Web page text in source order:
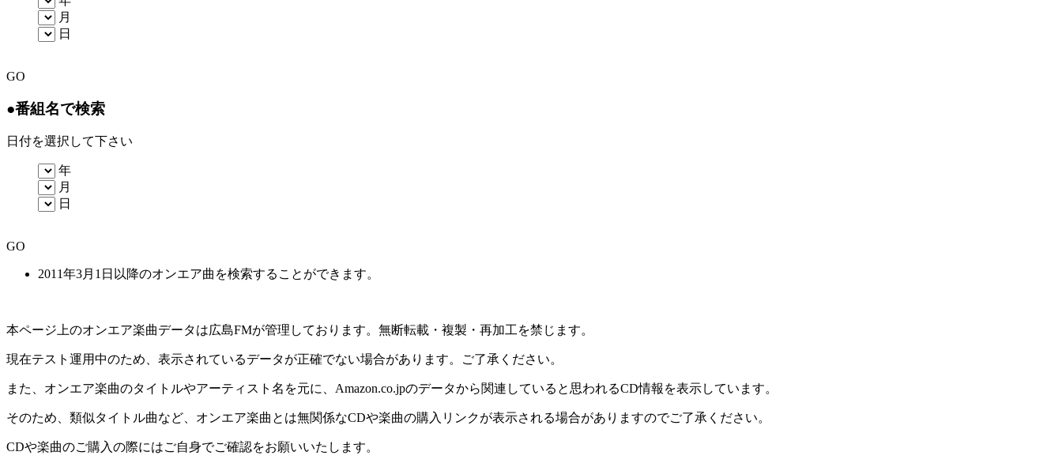
月
日
GO
●番組名で検索
日付を選択して下さい
年
月
日
GO
2011年3月1日以降のオンエア曲を検索することができます。
本ページ上のオンエア楽曲データは広島FMが管理しております。無断転載・複製・再加工を禁じます。
現在テスト運用中のため、表示されているデータが正確でない場合があります。ご了承ください。
また、オンエア楽曲のタイトルやアーティスト名を元に、Amazon.co.jpのデータから関連していると思われるCD情報を表示しています。
そのため、類似タイトル曲など、オンエア楽曲とは無関係なCDや楽曲の購入リンクが表示される場合がありますのでご了承ください。
CDや楽曲のご購入の際にはご自身でご確認をお願いいたします。